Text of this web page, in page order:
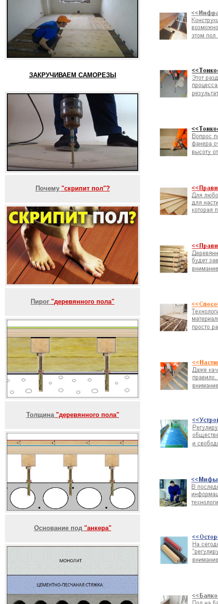
ЗАКРУЧИВАЕМ САМОРЕЗЫ
Почему "скрипит пол"?
Пирог "деревянного пола"
Толщина "деревянного пола"
Основание под "анкера"